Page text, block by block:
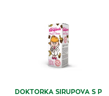
DOKTORKA SIRUPOVA S P